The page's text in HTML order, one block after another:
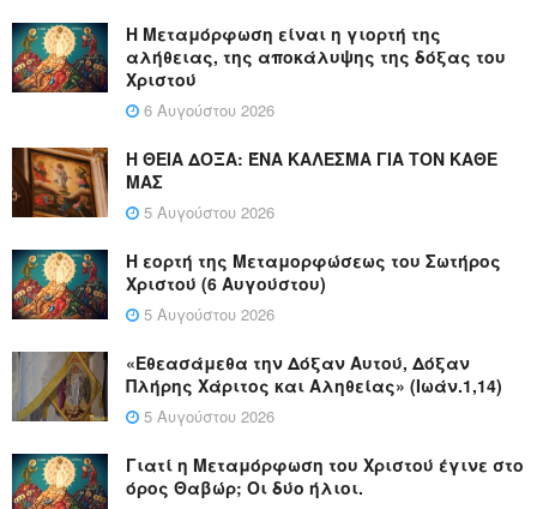
Η Μεταμόρφωση είναι η γιορτή της
αλήθειας, της αποκάλυψης της δόξας του
Χριστού
6 Αυγούστου 2026
Η ΘΕΙΑ ΔΟΞΑ: ΈΝΑ ΚΑΛΕΣΜΑ ΓΙΑ ΤΟΝ ΚΑΘΕ
ΜΑΣ
5 Αυγούστου 2026
Η εορτή της Μεταμορφώσεως του Σωτήρος
Χριστού (6 Αυγούστου)
5 Αυγούστου 2026
«Εθεασάμεθα την Δόξαν Αυτού, Δόξαν
Πλήρης Χάριτος και Αληθείας» (Ιωάν.1,14)
5 Αυγούστου 2026
Γιατί η Μεταμόρφωση του Χριστού έγινε στο
όρος Θαβώρ; Οι δύο ήλιοι.